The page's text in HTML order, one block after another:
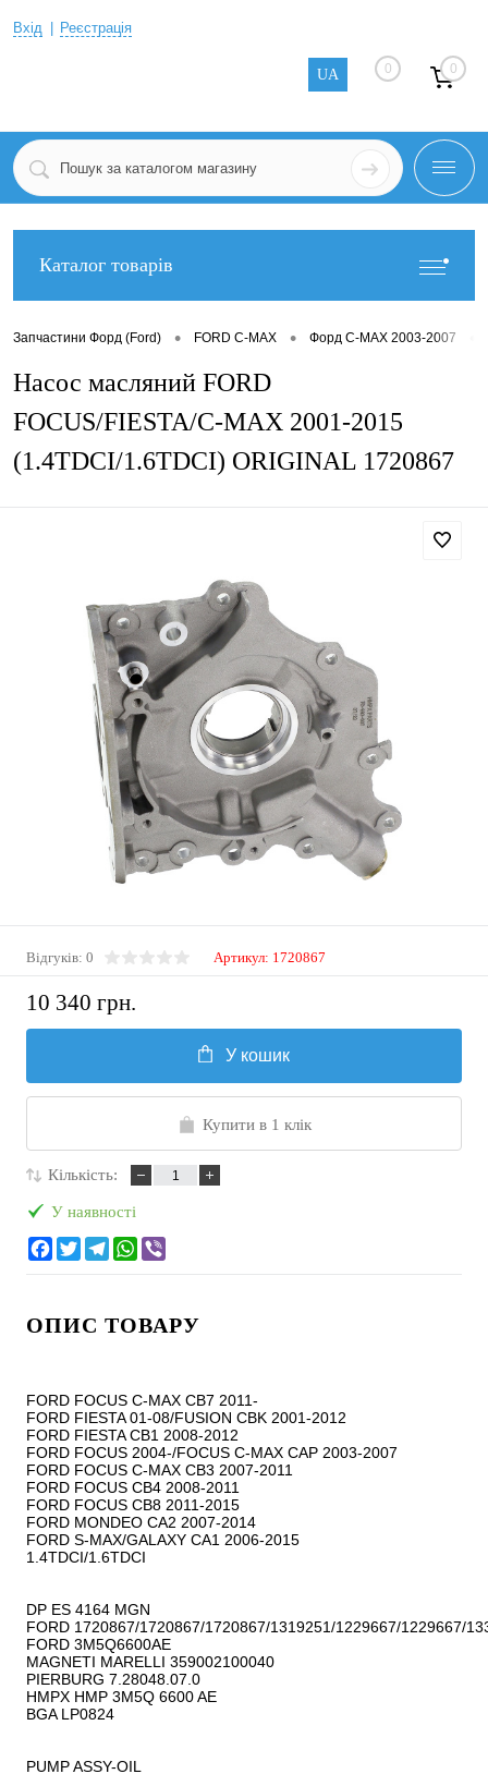
Вхід Реєстрація
UA 0 0
Каталог товарів
Запчастини Форд (Ford) • FORD C-MAX • Форд C-MAX 2003-2007
Насос масляний FORD
FOCUS/FIESTA/C-MAX 2001-2015
(1.4TDCI/1.6TDCI) ORIGINAL 1720867
Відгуків: 0 Артикул: 1720867
10 340 грн.
У кошик
Купити в 1 клік
Кількість:
У наявності
ОПИС ТОВАРУ
FORD FOCUS C-MAX CB7 2011-
FORD FIESTA 01-08/FUSION CBK 2001-2012
FORD FIESTA CB1 2008-2012
FORD FOCUS 2004-/FOCUS C-MAX CAP 2003-2007
FORD FOCUS C-MAX CB3 2007-2011
FORD FOCUS CB4 2008-2011
FORD FOCUS CB8 2011-2015
FORD MONDEO CA2 2007-2014
FORD S-MAX/GALAXY CA1 2006-2015
1.4TDCI/1.6TDCI
DP ES 4164 MGN
FORD 1720867/1720867/1720867/1319251/1229667/1229667/
FORD 3M5Q6600AE
MAGNETI MARELLI 359002100040
PIERBURG 7.28048.07.0
HMPX HMP 3M5Q 6600 AE
BGA LP0824
PUMP ASSY-OIL